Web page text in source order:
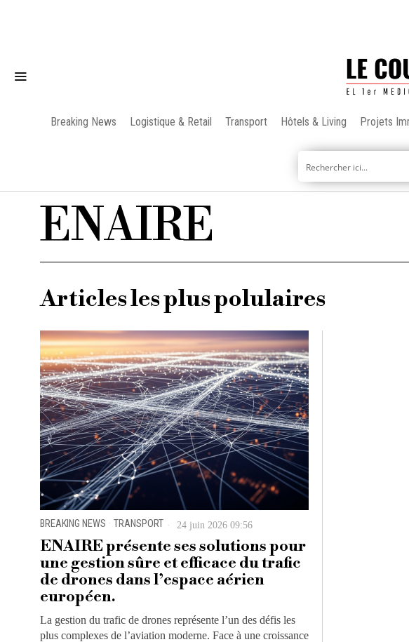
Breaking News Logistique & Retail Transport Hôtels & Living Projets
ENAIRE
Articles les plus polulaires
BREAKING NEWS · TRANSPORT 24 juin 2026 09:56
ENAIRE présente ses solutions pour
une gestion sûre et efficace du trafic
de drones dans l’espace aérien
européen.
La gestion du trafic de drones représente l’un des défis les
plus complexes de l’aviation moderne. Face à une croissance